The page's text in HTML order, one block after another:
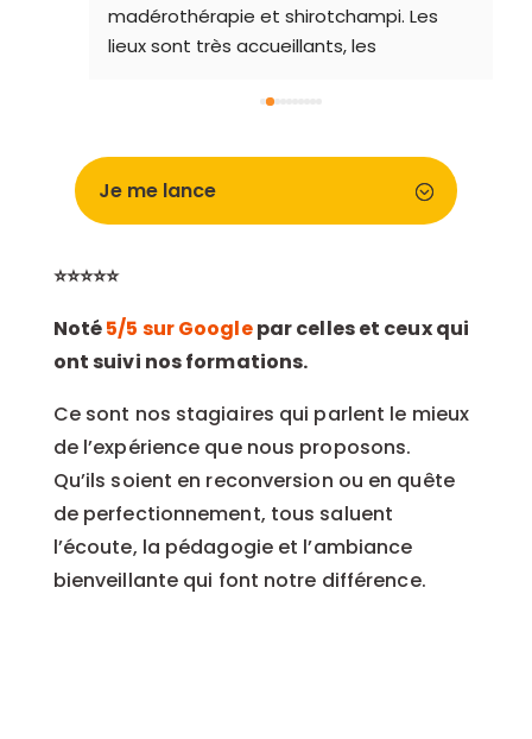
madérothérapie et shirotchampi. Les
lieux sont très accueillants, les
chaleureuse. Je recommande !
Je me lance
⭐⭐⭐⭐⭐
Noté5/5 sur Googlepar celles et ceux qui
ont suivi nos formations.
Ce sont nos stagiaires qui parlent le mieux
de l’expérience que nous proposons.
Qu’ils soient en reconversion ou en quête
de perfectionnement, tous saluent
l’écoute, la pédagogie et l’ambiance
bienveillante qui font notre différence.